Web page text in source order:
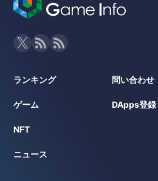
ランキング
ゲーム
NFT
ニュース
問い合わせ
DApps登録